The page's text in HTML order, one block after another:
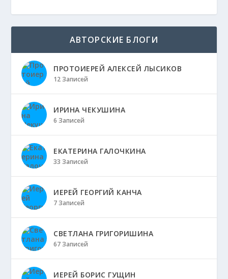
АВТОРСКИЕ БЛОГИ
ПРОТОИЕРЕЙ АЛЕКСЕЙ ЛЫСИКОВ
12 Записей
ИРИНА ЧЕКУШИНА
6 Записей
ЕКАТЕРИНА ГАЛОЧКИНА
33 Записей
ИЕРЕЙ ГЕОРГИЙ КАНЧА
7 Записей
СВЕТЛАНА ГРИГОРИШИНА
67 Записей
ИЕРЕЙ БОРИС ГУЩИН